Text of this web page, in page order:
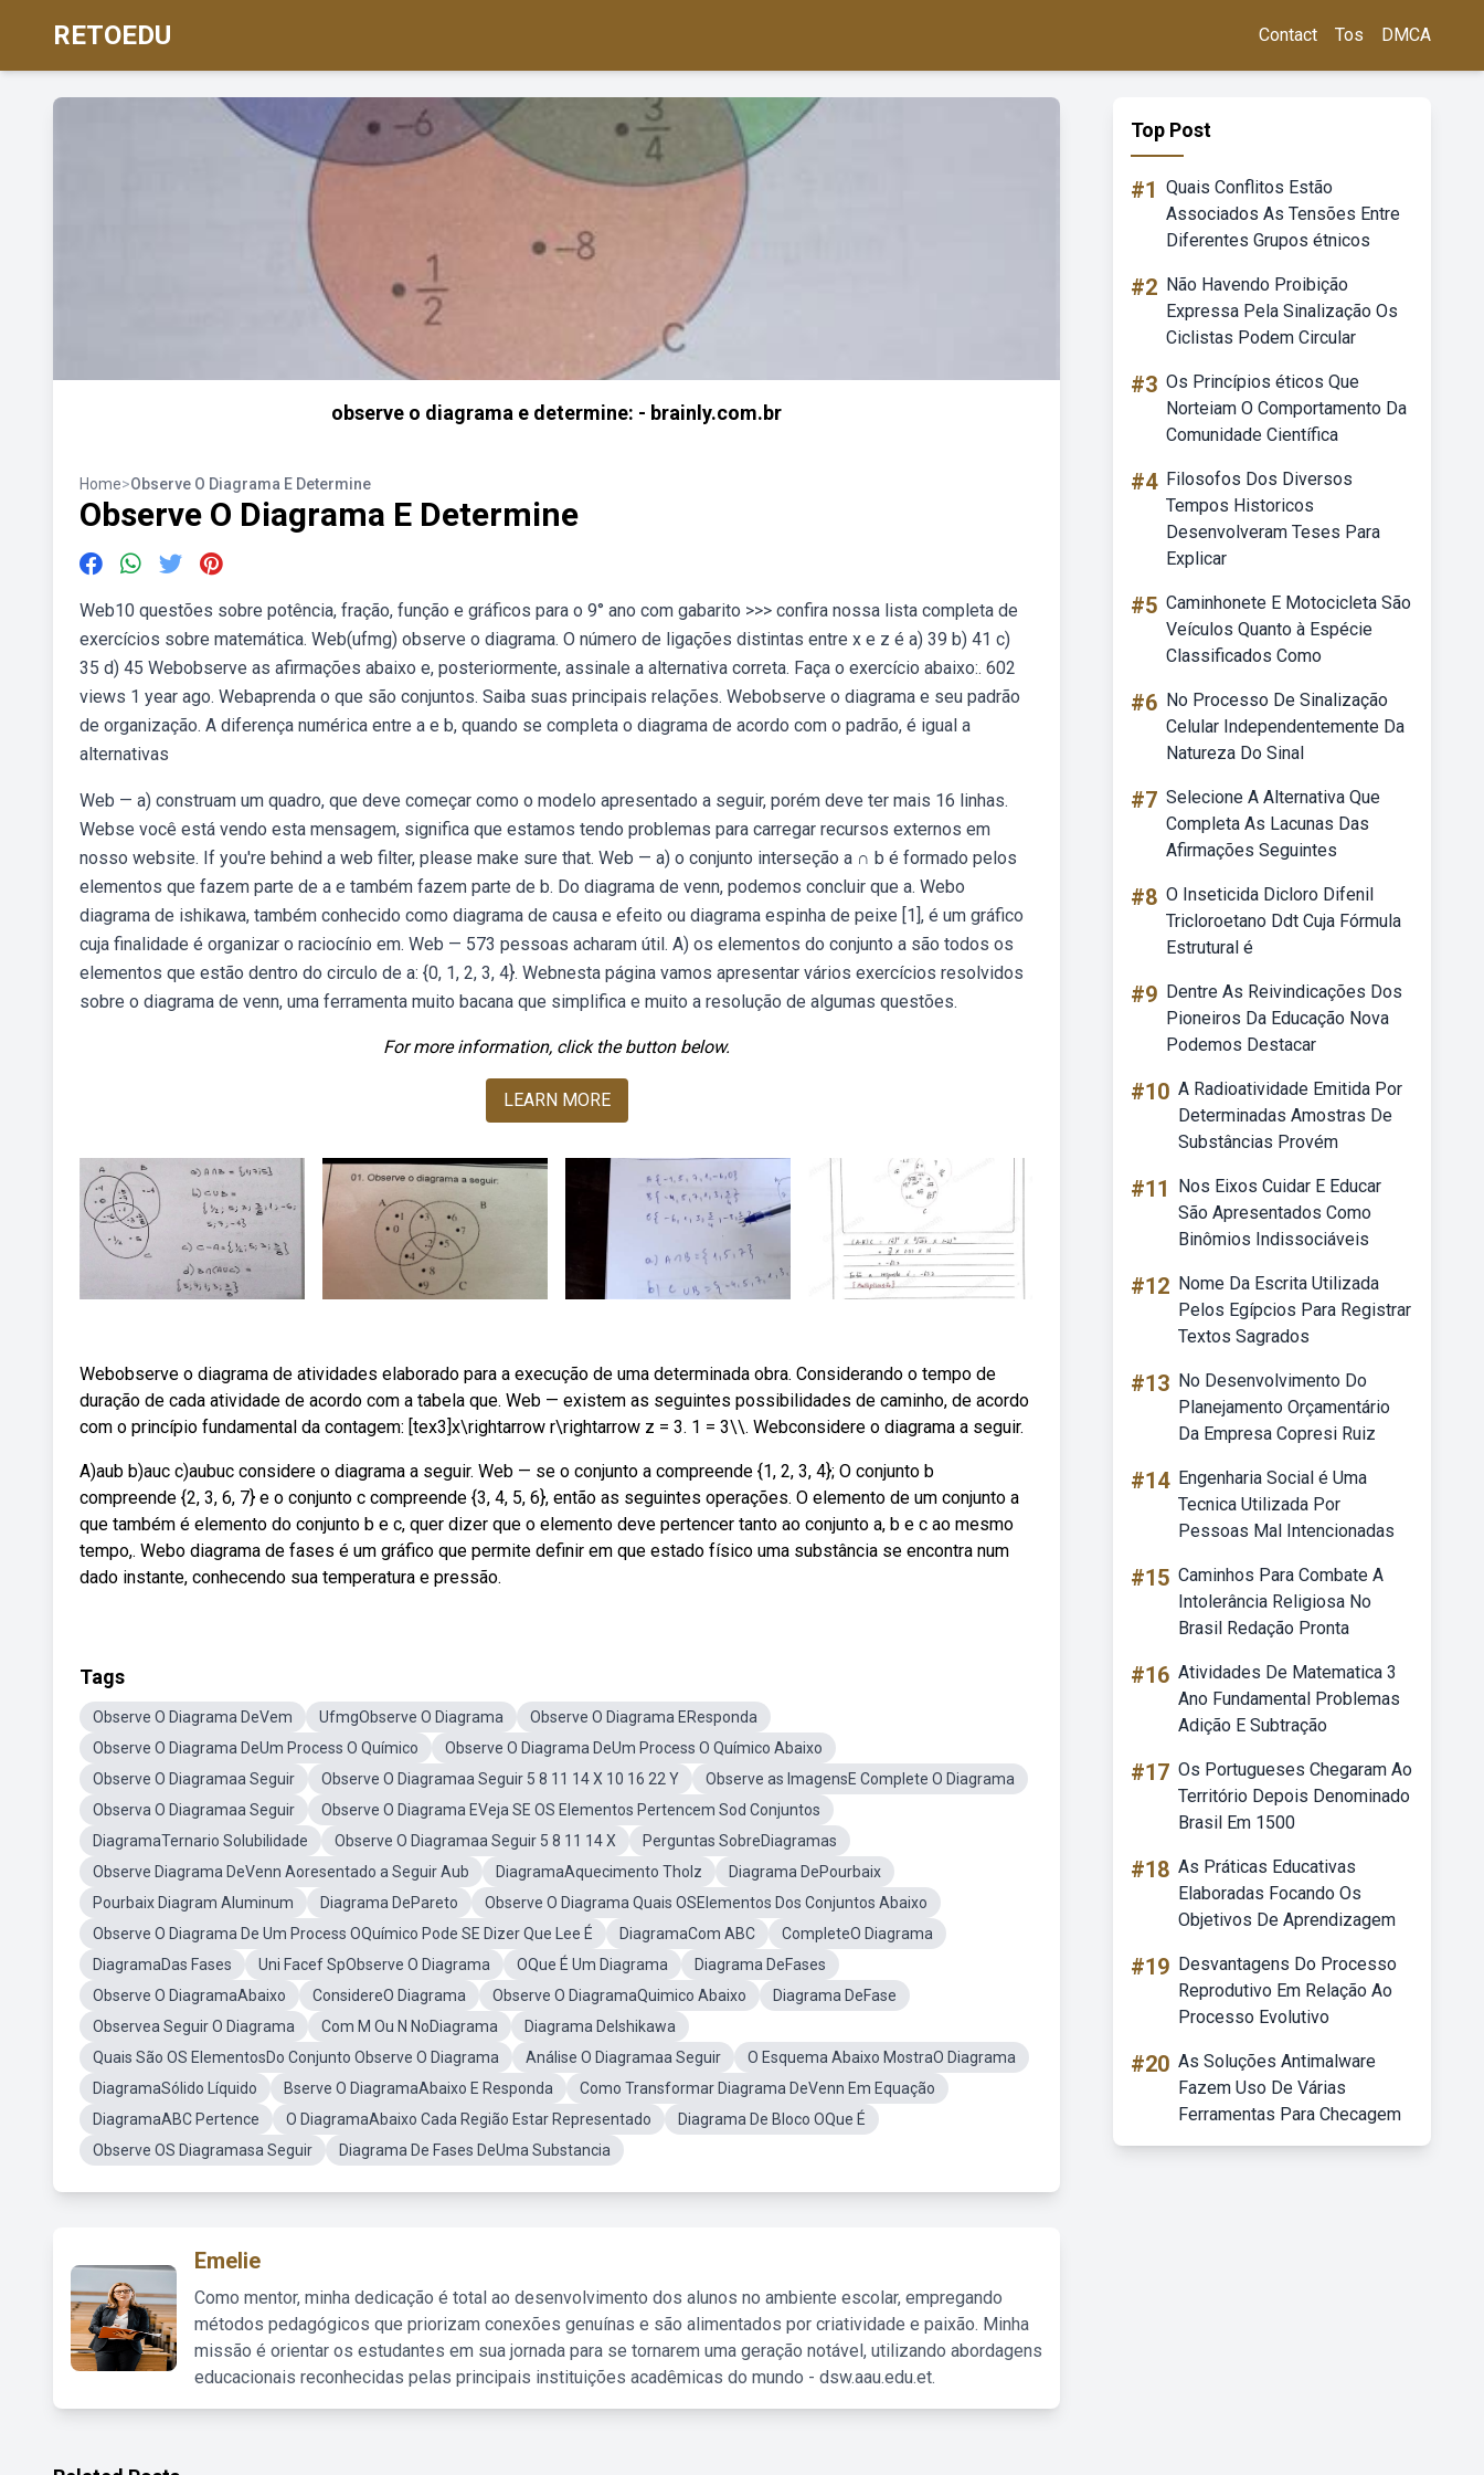
RETOEDU Contact Tos DMCA
observe o diagrama e determine: - brainly.com.br
Home>Observe O Diagrama E Determine
Observe O Diagrama E Determine
Web10 questões sobre potência, fração, função e gráficos para o 9° ano com gabarito >>> confira nossa lista completa de
exercícios sobre matemática. Web(ufmg) observe o diagrama. O número de ligações distintas entre x e z é a) 39 b) 41 c)
35 d) 45 Webobserve as afirmações abaixo e, posteriormente, assinale a alternativa correta. Faça o exercício abaixo:. 602
views 1 year ago. Webaprenda o que são conjuntos. Saiba suas principais relações. Webobserve o diagrama e seu padrão
de organização. A diferença numérica entre a e b, quando se completa o diagrama de acordo com o padrão, é igual a
alternativas
Web — a) construam um quadro, que deve começar como o modelo apresentado a seguir, porém deve ter mais 16 linhas.
Webse você está vendo esta mensagem, significa que estamos tendo problemas para carregar recursos externos em
nosso website. If you're behind a web filter, please make sure that. Web — a) o conjunto interseção a ∩ b é formado pelos
elementos que fazem parte de a e também fazem parte de b. Do diagrama de venn, podemos concluir que a. Webo
diagrama de ishikawa, também conhecido como diagrama de causa e efeito ou diagrama espinha de peixe [1], é um gráfico
cuja finalidade é organizar o raciocínio em. Web — 573 pessoas acharam útil. A) os elementos do conjunto a são todos os
elementos que estão dentro do circulo de a: {0, 1, 2, 3, 4}. Webnesta página vamos apresentar vários exercícios resolvidos
sobre o diagrama de venn, uma ferramenta muito bacana que simplifica e muito a resolução de algumas questões.
For more information, click the button below.
LEARN MORE
Webobserve o diagrama de atividades elaborado para a execução de uma determinada obra. Considerando o tempo de
duração de cada atividade de acordo com a tabela que. Web — existem as seguintes possibilidades de caminho, de acordo
com o princípio fundamental da contagem: [tex3]x\rightarrow r\rightarrow z = 3. 1 = 3\\. Webconsidere o diagrama a seguir.
A)aub b)auc c)aubuc considere o diagrama a seguir. Web — se o conjunto a compreende {1, 2, 3, 4}; O conjunto b
compreende {2, 3, 6, 7} e o conjunto c compreende {3, 4, 5, 6}, então as seguintes operações. O elemento de um conjunto a
que também é elemento do conjunto b e c, quer dizer que o elemento deve pertencer tanto ao conjunto a, b e c ao mesmo
tempo,. Webo diagrama de fases é um gráfico que permite definir em que estado físico uma substância se encontra num
dado instante, conhecendo sua temperatura e pressão.
Tags
Observe O Diagrama DeVem UfmgObserve O Diagrama
Observe O Diagrama EResponda
Observe O Diagrama DeUm Process O Químico
Observe O Diagrama DeUm Process O Químico Abaixo
Observe O Diagramaa Seguir
Observe O Diagramaa Seguir 5 8 11 14 X 10 16 22 Y
Observe as ImagensE Complete O Diagrama
Observa O Diagramaa Seguir
Observe O Diagrama EVeja SE OS Elementos Pertencem Sod Conjuntos
DiagramaTernario Solubilidade
Observe O Diagramaa Seguir 5 8 11 14 X
Perguntas SobreDiagramas
Observe Diagrama DeVenn Aoresentado a Seguir Aub
DiagramaAquecimento Tholz
Diagrama DePourbaix
Pourbaix Diagram Aluminum
Diagrama DePareto
Observe O Diagrama Quais OSElementos Dos Conjuntos Abaixo
Observe O Diagrama De Um Process OQuímico Pode SE Dizer Que Lee É
DiagramaCom ABC
CompleteO Diagrama
DiagramaDas Fases
Uni Facef SpObserve O Diagrama OQue É Um Diagrama
Diagrama DeFases
Observe O DiagramaAbaixo
ConsidereO Diagrama Observe O DiagramaQuimico Abaixo
Diagrama DeFase
Observea Seguir O Diagrama
Com M Ou N NoDiagrama
Diagrama DeIshikawa
Quais São OS ElementosDo Conjunto Observe O Diagrama
Análise O Diagramaa Seguir
O Esquema Abaixo MostraO Diagrama
DiagramaSólido Líquido
Bserve O DiagramaAbaixo E Responda
Como Transformar Diagrama DeVenn Em Equação
DiagramaABC Pertence
O DiagramaAbaixo Cada Região Estar Representado
Diagrama De Bloco OQue É
Observe OS Diagramasa Seguir
Diagrama De Fases DeUma Substancia
Emelie
Como mentor, minha dedicação é total ao desenvolvimento dos alunos no ambiente escolar, empregando
métodos pedagógicos que priorizam conexões genuínas e são alimentados por criatividade e paixão. Minha
missão é orientar os estudantes em sua jornada para se tornarem uma geração notável, utilizando abordagens
educacionais reconhecidas pelas principais instituições acadêmicas do mundo - dsw.aau.edu.et.
Top Post
#1 Quais Conflitos Estão
Associados As Tensões Entre
Diferentes Grupos étnicos
#2 Não Havendo Proibição
Expressa Pela Sinalização Os
Ciclistas Podem Circular
#3 Os Princípios éticos Que
Norteiam O Comportamento Da
Comunidade Científica
#4 Filosofos Dos Diversos
Tempos Historicos
Desenvolveram Teses Para
Explicar
#5 Caminhonete E Motocicleta São
Veículos Quanto à Espécie
Classificados Como
#6 No Processo De Sinalização
Celular Independentemente Da
Natureza Do Sinal
#7 Selecione A Alternativa Que
Completa As Lacunas Das
Afirmações Seguintes
#8 O Inseticida Dicloro Difenil
Tricloroetano Ddt Cuja Fórmula
Estrutural é
#9 Dentre As Reivindicações Dos
Pioneiros Da Educação Nova
Podemos Destacar
#10 A Radioatividade Emitida Por
Determinadas Amostras De
Substâncias Provém
#11
Nos Eixos Cuidar E Educar
São Apresentados Como
Binômios Indissociáveis
#12 Nome Da Escrita Utilizada
Pelos Egípcios Para Registrar
Textos Sagrados
#13 No Desenvolvimento Do
Planejamento Orçamentário
Da Empresa Copresi Ruiz
#14 Engenharia Social é Uma
Tecnica Utilizada Por
Pessoas Mal Intencionadas
#15 Caminhos Para Combate A
Intolerância Religiosa No
Brasil Redação Pronta
#16 Atividades De Matematica 3
Ano Fundamental Problemas
Adição E Subtração
#17 Os Portugueses Chegaram Ao
Território Depois Denominado
Brasil Em 1500
#18 As Práticas Educativas
Elaboradas Focando Os
Objetivos De Aprendizagem
#19 Desvantagens Do Processo
Reprodutivo Em Relação Ao
Processo Evolutivo
#20 As Soluções Antimalware
Fazem Uso De Várias
Ferramentas Para Checagem